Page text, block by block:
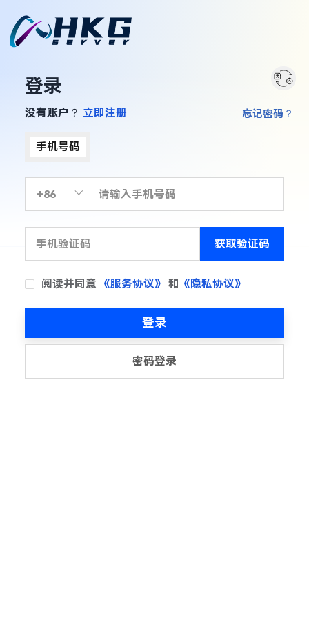
登录
没有账户？ 立即注册
手机号码
获取验证码
阅读并同意 《服务协议》 和 《隐私协议》
忘记密码？
登录
密码登录